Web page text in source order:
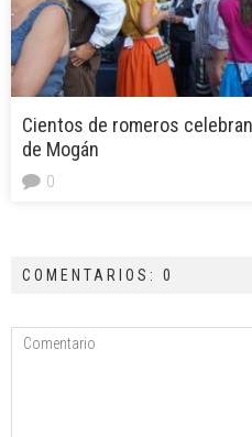
Cientos de romeros
de Mogán
0
COMENTARIOS: 0